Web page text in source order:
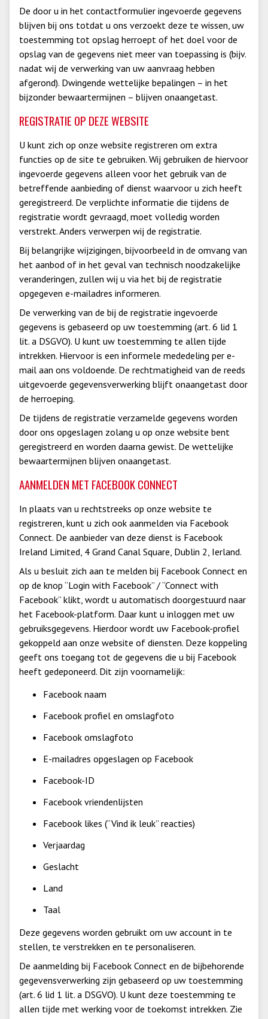
De door u in het contactformulier ingevoerde gegevens
blijven bij ons totdat u ons verzoekt deze te wissen, uw
toestemming tot opslag herroept of het doel voor de
opslag van de gegevens niet meer van toepassing is (bijv.
nadat wij de verwerking van uw aanvraag hebben
afgerond). Dwingende wettelijke bepalingen – in het
bijzonder bewaartermijnen – blijven onaangetast.
REGISTRATIE OP DEZE WEBSITE
U kunt zich op onze website registreren om extra
functies op de site te gebruiken. Wij gebruiken de hiervoor
ingevoerde gegevens alleen voor het gebruik van de
betreffende aanbieding of dienst waarvoor u zich heeft
geregistreerd. De verplichte informatie die tijdens de
registratie wordt gevraagd, moet volledig worden
verstrekt. Anders verwerpen wij de registratie.
Bij belangrijke wijzigingen, bijvoorbeeld in de omvang van
het aanbod of in het geval van technisch noodzakelijke
veranderingen, zullen wij u via het bij de registratie
opgegeven e-mailadres informeren.
De verwerking van de bij de registratie ingevoerde
gegevens is gebaseerd op uw toestemming (art. 6 lid 1
lit. a DSGVO). U kunt uw toestemming te allen tijde
intrekken. Hiervoor is een informele mededeling per e-
mail aan ons voldoende. De rechtmatigheid van de reeds
uitgevoerde gegevensverwerking blijft onaangetast door
de herroeping.
De tijdens de registratie verzamelde gegevens worden
door ons opgeslagen zolang u op onze website bent
geregistreerd en worden daarna gewist. De wettelijke
bewaartermijnen blijven onaangetast.
AANMELDEN MET FACEBOOK CONNECT
In plaats van u rechtstreeks op onze website te
registreren, kunt u zich ook aanmelden via Facebook
Connect. De aanbieder van deze dienst is Facebook
Ireland Limited, 4 Grand Canal Square, Dublin 2, Ierland.
Als u besluit zich aan te melden bij Facebook Connect en
op de knop “Login with Facebook” / “Connect with
Facebook” klikt, wordt u automatisch doorgestuurd naar
het Facebook-platform. Daar kunt u inloggen met uw
gebruiksgegevens. Hierdoor wordt uw Facebook-profiel
gekoppeld aan onze website of diensten. Deze koppeling
geeft ons toegang tot de gegevens die u bij Facebook
heeft gedeponeerd. Dit zijn voornamelijk:
Facebook naam
Facebook profiel en omslagfoto
Facebook omslagfoto
E-mailadres opgeslagen op Facebook
Facebook-ID
Facebook vriendenlijsten
Facebook likes (“Vind ik leuk” reacties)
Verjaardag
Geslacht
Land
Taal
Deze gegevens worden gebruikt om uw account in te
stellen, te verstrekken en te personaliseren.
De aanmelding bij Facebook Connect en de bijbehorende
gegevensverwerking zijn gebaseerd op uw toestemming
(art. 6 lid 1 lit. a DSGVO). U kunt deze toestemming te
allen tijde met werking voor de toekomst intrekken. Zie